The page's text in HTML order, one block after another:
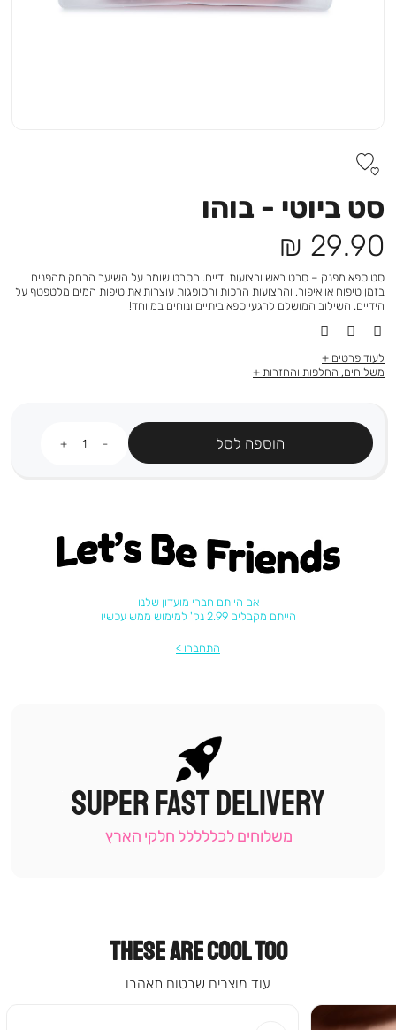
סט ביוטי - בוהו
מחיר
מוצר
29.90 ₪
סט ספא מפנק – סרט ראש ורצועות ידיים. הסרט שומר על השיער הרחק מהפנים
בזמן טיפוח או איפור, והרצועות הרכות והסופגות עוצרות את טיפות המים מלטפטף על
הידיים. השילוב המושלם לרגעי ספא ביתיים ונוחים במיוחד!
לעוד פרטים
משלוחים, החלפות והחזרות
הוספה לסל
Let's be friends
אם הייתם חברי מועדון שלנו
הייתם מקבלים 2.99 נק' למימוש ממש עכשיו
התחברו
|
תומכי
-
SUPER FAST DELIVERY
משלוחים לכללללל חלקי הארץ
THESE ARE COOL TOO
עוד מוצרים שבטוח תאהבו